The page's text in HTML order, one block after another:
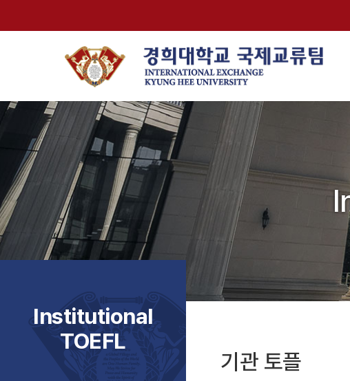
Institutional
TOEFL
기관 토플